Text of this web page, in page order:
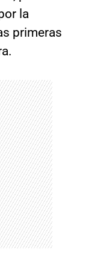
la
primeras